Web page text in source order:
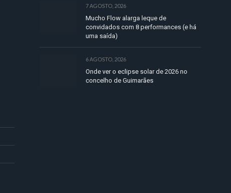
7 AGOSTO, 2026
Mucho Flow alarga leque de
convidados com 8 performances (e há
uma saída)
6 AGOSTO, 2026
Onde ver o eclipse solar de 2026 no
concelho de Guimarães